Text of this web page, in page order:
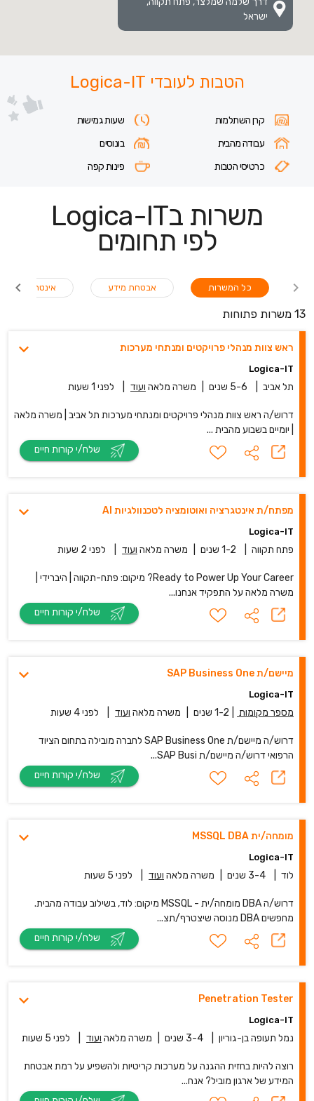
ישראל
הטבות לעובדי Logica-IT
קרן השתלמות
שעות גמישות
עבודה מהבית
בונוסים
כרטיסי הטבות
פינות קפה
משרות בLogica-IT
לפי תחומים
אינטרנט אבטחת מידע כל המשרות
13 משרות פתוחות
ראש צוות מנהלי פרויקטים ומנתחי מערכות
Logica-IT
תל אביב 5-6 שנים משרה מלאה ועוד לפני 1 שעות
דרוש/ה ראש צוות מנהלי פרויקטים ומנתחי מערכות תל אביב | משרה מלאה
| יומיים בשבוע מהבית ...
מפתח/ת אינטגרציה ואוטומציה לטכנוולגיות AI
Logica-IT
פתח תקווה 1-2 שנים משרה מלאה ועוד לפני 2 שעות
Ready to Power Up Your Career? מיקום: פתח-תקווה | היברידי |
משרה מלאה על התפקיד אנחנו...
מיישם/ת SAP Business One
Logica-IT
מספר מקומות 1-2 שנים משרה מלאה ועוד לפני 4 שעות
דרוש/ה מיישם/ת SAP Business One לחברה מובילה בתחום הציוד
הרפואי דרוש/ה מיישם/ת SAP Busi...
מומחה/ית MSSQL DBA
Logica-IT
לוד 3-4 שנים משרה מלאה ועוד לפני 5 שעות
דרוש/ה DBA מומחה/ית - MSSQL מיקום: לוד, בשילוב עבודה מהבית.
מחפשים DBA מנוסה שיצטרף/תצ...
Penetration Tester
Logica-IT
נמל תעופה בן-גוריון 3-4 שנים משרה מלאה ועוד לפני 5 שעות
רוצה להיות בחזית ההגנה על מערכות קריטיות ולהשפיע על רמת אבטחת
המידע של ארגון מוביל? אנח...